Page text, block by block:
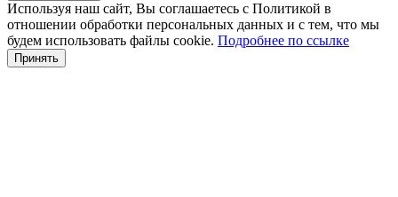
Используя наш сайт, Вы соглашаетесь с Политикой в
отношении обработки персональных данных и с тем, что мы
будем использовать файлы cookie. Подробнее по ссылке
Принять